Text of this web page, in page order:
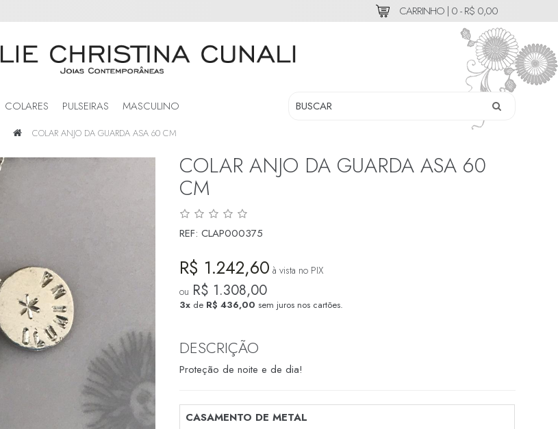
CARRINHO | 0 - R$ 0,00
COLARES PULSEIRAS MASCULINO
COLAR ANJO DA GUARDA ASA 60 CM
COLAR ANJO DA GUARDA ASA 60
CM
REF:CLAP000375
R$ 1.242,60 à vista no PIX
ou R$ 1.308,00
3x de R$ 436,00 sem juros nos cartões.
DESCRIÇÃO
Proteção de noite e de dia!
CASAMENTO DE METAL